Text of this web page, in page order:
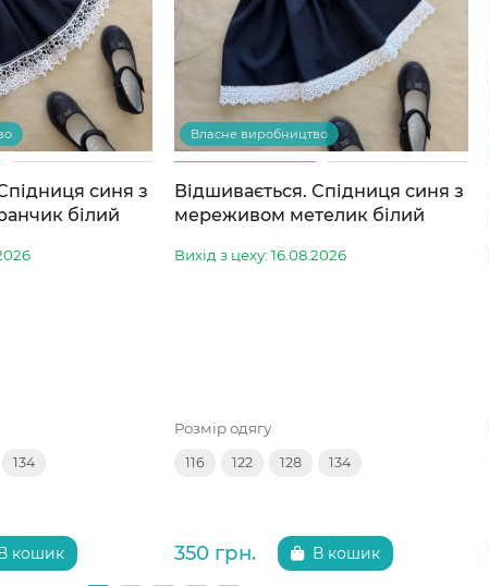
синя з
білий
134
кошик
Власне виробництво
Відшивається. Спідниця синя з
мереживом метелик білий
Вихід з цеху: 16.08.2026
Розмір одягу
116 122 128 134
350 грн. В кошик